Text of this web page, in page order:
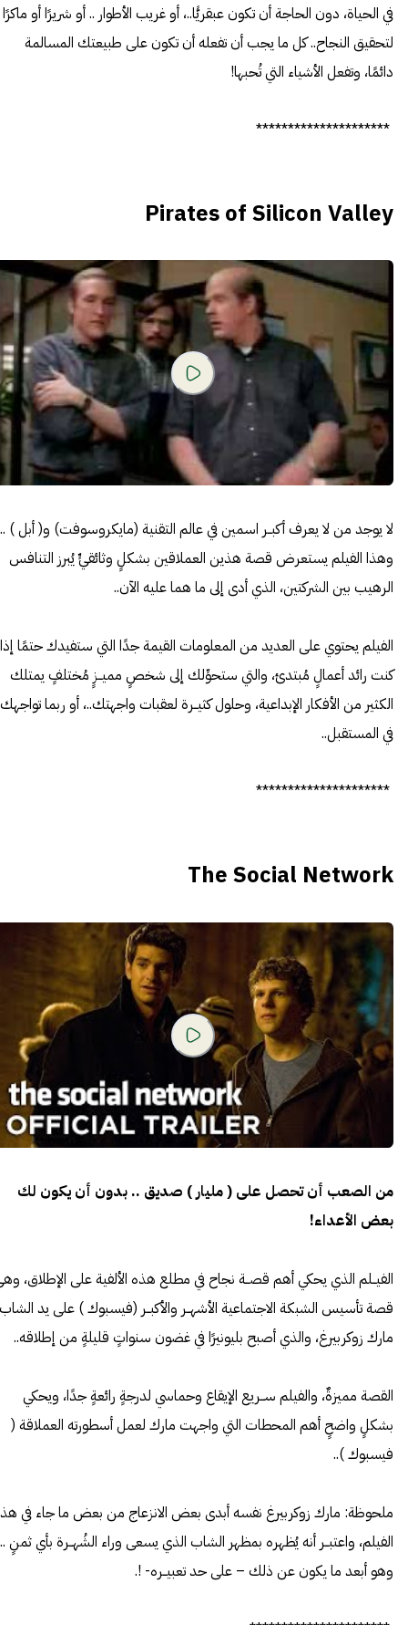
في الحياة، دون الحاجة أن تكون عبقريًّا..، أو غريب الأطوار .. أو شريرًا أو ماكرًا
لتحقيق النجاح.. كل ما يجب أن تفعله أن تكون على طبيعتك المسالمة
دائمًا، وتفعل الأشياء التي تُحبها!
*********************
Pirates of Silicon Valley
لا يوجد من لا يعرف أكبــر اسمين في عالم التقنية (مايكروسوفت) و( أبل )
وهذا الفيلم يستعرض قصة هذين العملاقين بشكلٍ وثائقيٍّ يُبرز التنافس
الرهيب بين الشركتين، الذي أدى إلى ما هما عليه الآن..
الفيلم يحتوي على العديد من المعلومات القيمة جدًا التي ستفيدك حتمًا إذا
كنت رائد أعمالٍ مُبتدئ، والتي ستحوِّلك إلى شخصٍ مميــزٍ مُختلفٍ يمتلك
الكثير من الأفكار الإبداعية، وحلول كثيــرة لعقبات واجهتك..، أو ربما تواجهك
في المستقبل..
*********************
The Social Network
من الصعب أن تحصل على ( مليار ) صديق .. بدون أن يكون لك
بعض الأعداء!
الفيــلم الذي يحكي أهم قصــة نجاح في مطلع هذه الألفية على الإطلاق،
قصة تأسيس الشبكة الاجتماعية الأشهــر والأكبــر (فيسبوك) على يد الشاب
مارك زوكربيرغ، والذي أصبح بليونيرًا في غضون سنواتٍ قليلةٍ من إطلاقه..
القصة مميزةٌ، والفيلم ســريع الإيقاع وحماسي لدرجةٍ رائعةٍ جدًا، ويحكي
بشكلٍ واضحٍ أهم المحطات التي واجهت مارك لعمل أسطورته العملاقة (
فيسبوك )..
ملحوظة: مارك زوكربيرغ نفسه أبدى بعض الانزعاج من بعض ما جاء في
الفيلم، واعتبــر أنه يُظهره بمظهر الشاب الذي يسعى وراء الشُهــرة بأي ثمنٍ
وهو أبعد ما يكون عن ذلك – على حد تعبيــره- !.